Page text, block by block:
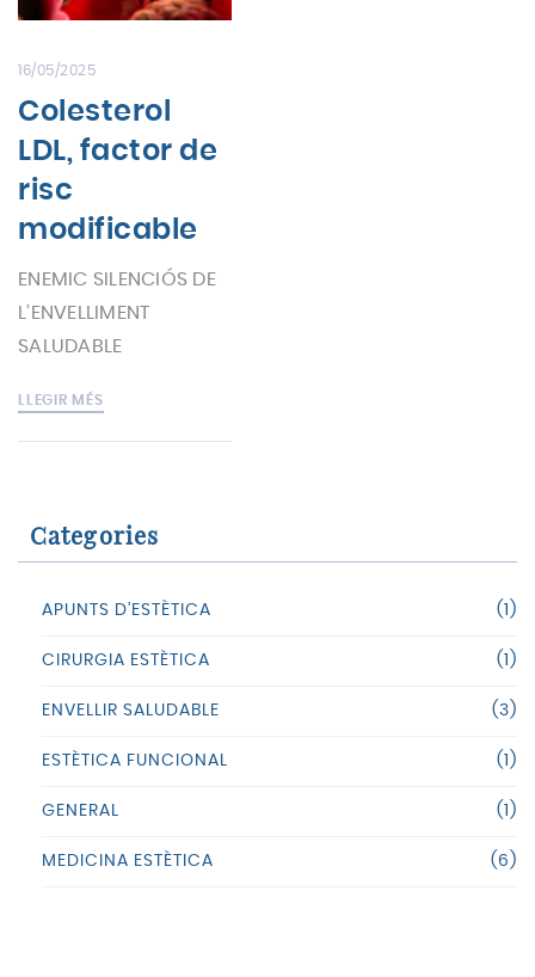
Categories
APUNTS D’ESTÈTICA (1)
CIRURGIA ESTÈTICA (1)
ENVELLIR SALUDABLE (3)
ESTÈTICA FUNCIONAL (1)
GENERAL (1)
MEDICINA ESTÈTICA (6)
16/05/2025
Colesterol
LDL, factor de
risc
modificable
ENEMIC SILENCIÓS DE
L’ENVELLIMENT
SALUDABLE
LLEGIR MÉS